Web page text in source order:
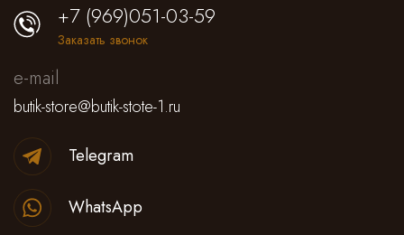
+7 (969)051-03-59
Заказать звонок
e-mail
butik-store@butik-stote-1.ru
Telegram
WhatsApp